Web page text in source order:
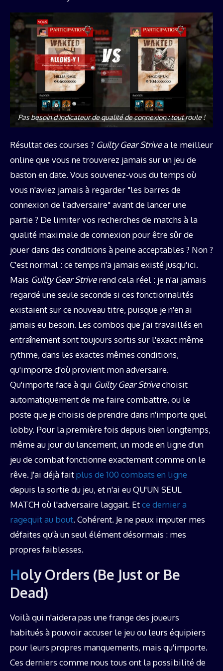
Pas besoin d'indicateur de qualité de connexion : tout roule !
Résultat des courses ? Guilty Gear Strivea le meilleur
online que vous ne trouverez jamais sur un jeu de
baston en date. Vous souvenez-vous du temps où
vous n'aviez jamais à regarder "les barres de
connexion de l'adversaire" avant de lancer une
partie ? De limiter vos recherches de matchs à la
qualité maximale de connexion pour être sûr de
jouer dans des conditions à peine acceptables ? Non ?
C'est normal : ce temps n'a jamais existé jusqu'ici.
Mais Guilty Gear Striverend cela réel : je n'ai jamais
regardé une seule seconde si ces fonctionnalités
existaient sur ce nouveau titre, puisque je n'en ai
jamais eu besoin. Les combos que j'ai travaillés en
entraînement sont toujours sortis sur l'exact même
rythme, dans les exactes mêmes conditions,
qu'importe d'où provient mon adversaire.
Qu'importe face à qui Guilty Gear Strivechoisit
automatiquement de me faire combattre, ou le
poste que je choisis de prendre dans n'importe quel
lobby. Pour la première fois depuis bien longtemps,
même au jour du lancement, un mode en ligne d'un
jeu de combat fonctionne exactement comme on le
rêve. J'ai déjà faitplus de 100 combats en ligne
depuis la sortie du jeu, et n'ai eu QU'UN SEUL
MATCH où l'adversaire laggait. Etce dernier a
ragequit au bout. Cohérent. Je ne peux imputer mes
défaites qu'à un seul élément désormais : mes
propres faiblesses.
Holy Orders (Be Just or Be
Dead)
Voilà qui n'aidera pas une frange des joueurs
habitués à pouvoir accuser le jeu ou leurs équipiers
pour leurs propres manquements, mais qu'importe.
Ces derniers comme nous tous ont la possibilité de